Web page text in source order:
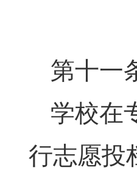
第十一
学校在
行志愿投